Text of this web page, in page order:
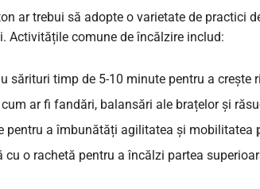
ar trebui să adopte o varietate de practici
Activitățile comune de încălzire includ:
sărituri timp de 5-10 minute pentru a crește
ar fi fandări, balansări ale brațelor și
pentru a îmbunătăți agilitatea și mobilitatea
cu o rachetă pentru a încălzi partea